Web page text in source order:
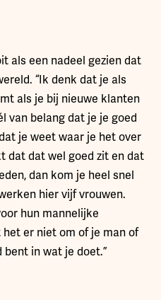
als een nadeel gezien dat
“Ik denk dat je als
als je bij nieuwe klanten
van belang dat je je goed
je weet waar je het over
dat dat wel goed zit en dat
dan kom je heel snel
hier vijf vrouwen.
hun mannelijke
het er niet om of je man of
bent in wat je doet.”